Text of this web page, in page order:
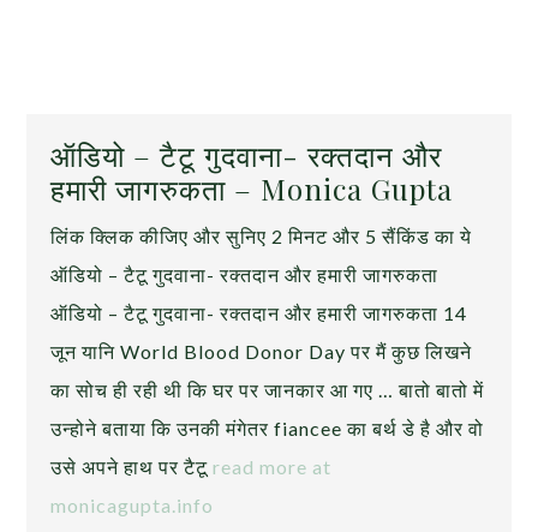
ऑडियो – टैटू गुदवाना- रक्तदान और
हमारी जागरुकता – Monica Gupta
लिंक क्लिक कीजिए और सुनिए 2 मिनट और 5 सैंकिंड का ये
ऑडियो – टैटू गुदवाना- रक्तदान और हमारी जागरुकता
ऑडियो – टैटू गुदवाना- रक्तदान और हमारी जागरुकता 14
जून यानि World Blood Donor Day पर मैं कुछ लिखने
का सोच ही रही थी कि घर पर जानकार आ गए … बातो बातो में
उन्होने बताया कि उनकी मंगेतर fiancee का बर्थ डे है और वो
उसे अपने हाथ पर टैटू read more at
monicagupta.info